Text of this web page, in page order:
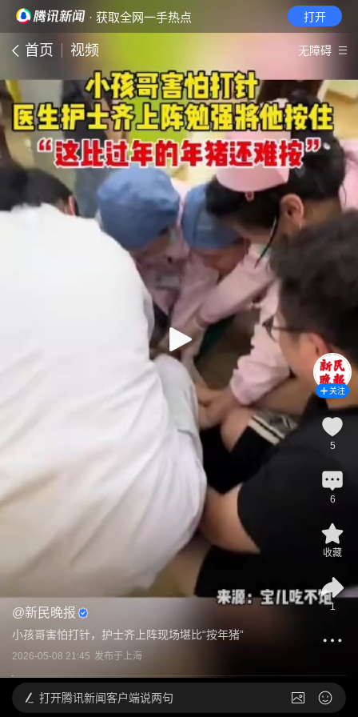
· 获取全网一手热点 打开
首页 视频 无障碍
@新民晚报
小孩哥害怕打针，护士齐上阵现场堪比“按年猪”
2026-05-08 21:45 发布于上海
关注
5
6
收藏
1
打开腾讯新闻客户端说两句